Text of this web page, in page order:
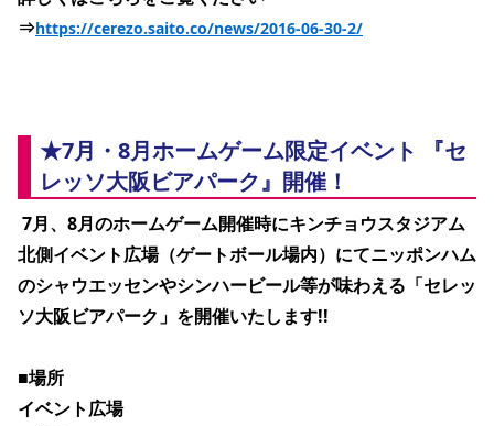
⇒https://cerezo.saito.co/news/2016-06-30-2/
★7月・8月ホームゲーム限定イベント 『セ
レッソ大阪ビアパーク』開催！
北側イベント広場（ゲートボール場内）にてニッポンハム
のシャウエッセンやシンハービール等が味わえる「セレッ
ソ大阪ビアパーク」を開催いたします!!
■場所
イベント広場